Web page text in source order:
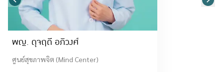
พญ. ดุจฤดี อภิวงศ์
ศูนย์สุขภาพจิต (Mind Center)